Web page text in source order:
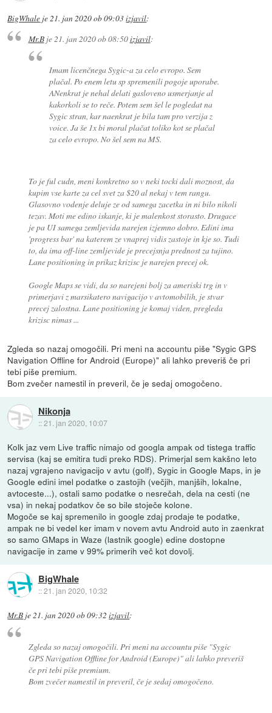
BigWhale je21. jan 2020 ob 09:03izjavil:
Mr.Bje 21. jan 2020 ob 08:50izjavil:
Imam licenčnega Sygic-a za celo evropo. Sem
plačal. Po enem letu sp spremenili pogoje uporabe.
ANenkrat je nehal delati gasloveno usmerjanje al
kakorkoli se to reče. Potem sem šel le pogledat na
Sygic stran, kar naenkrat je bila tam pro verzija z
voice. Ja še 1x bi moral plačat toliko kot se plačal
za celo evropo. No šel sem na MS.
To je ful cudn, meni konkretno so v neki tocki dali moznost, da
kupim vse karte za cel svet za $20 al nekaj v tem rangu.
Glasovno vodenje deluje ze od samega zacetka in ni bilo nikoli
tezav. Moti me edino iskanje, ki je malenkost storasto. Drugace
je pa UI samega zemljevida narejen izjemno dobro. Edini ima
'progress bar' na katerem ze vnaprej vidis zastoje in kje so. Tudi
to, da ima off-line zemljevide je precejsnja prednost za tujino.
Lane positioning in prikaz krizisc je narejen precej ok.
Google Maps se vidi, da so narejeni bolj za ameriski trg in v
primerjavi z marsikatero navigacijo v avtomobilih, je stvar
precej zalostna. Lane positioning je komaj viden, pregleda
krizisc nimas ...
Zgleda so nazaj omogočili. Pri meni na accountu piše "Sygic GPS
Navigation Offline for Android (Europe)" ali lahko preveriš če pri
tebi piše premium.
Bom zvečer namestil in preveril, če je sedaj omogočeno.
Nikonja
::21. jan 2020, 10:07
Kolk jaz vem Live traffic nimajo od googla ampak od tistega traffic
servisa (kaj se emitira tudi preko RDS). Primerjal sem kakšno leto
nazaj vgrajeno navigacijo v avtu (golf), Sygic in Google Maps, in je
Google edini imel podatke o zastojih (večjih, manjših, lokalne,
avtoceste...), ostali samo podatke o nesrečah, dela na cesti (ne
vsa) in nekaj podatkov če so bile stoječe kolone.
Mogoče se kaj spremenilo in google zdaj prodaje te podatke,
ampak ne bi vedel ker imam v novem avtu Android auto in zaenkrat
so samo GMaps in Waze (lastnik google) edine dostopne
navigacije in zame v 99% primerih več kot dovolj.
BigWhale
::21. jan 2020, 10:32
Mr.B je 21. jan 2020 ob 09:32 izjavil:
Zgleda so nazaj omogočili. Pri meni na accountu piše "Sygic
GPS Navigation Offline for Android (Europe)" ali lahko preveriš
če pri tebi piše premium.
Bom zvečer namestil in preveril, če je sedaj omogočeno.